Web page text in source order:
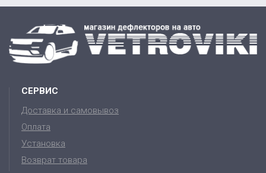
СЕРВИС
Доставка и самовывоз
Оплата
Установка
Возврат товара